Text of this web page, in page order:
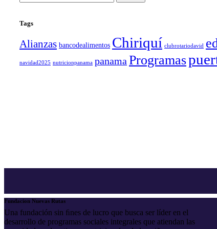
Tags
Alianzas bancodealimentos Chiriquí clubrotariodavid
navidad2025 nutricionpanama panama Programas
Fundacion Nuevas Rutas
Una fundación sin ﬁnes de lucro que busca ser líder en el
desarrollo de programas sociales integrales que atiendan las